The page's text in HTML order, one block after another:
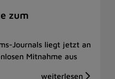
zum
Journals liegt jetzt an
Mitnahme aus